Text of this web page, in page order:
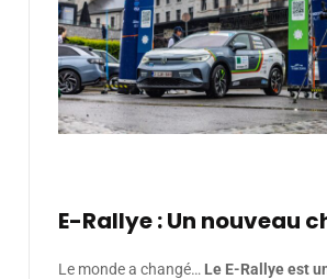
E-Rallye : Un nouveau
Le monde a changé… Le E-Rallye est